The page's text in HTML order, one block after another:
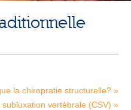
la chiropratie structurelle? »
vertébrale (CSV) »